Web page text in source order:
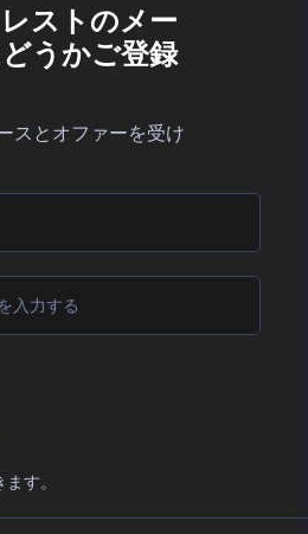
ストのメー
うかご登録
スとオファーを受け
す。